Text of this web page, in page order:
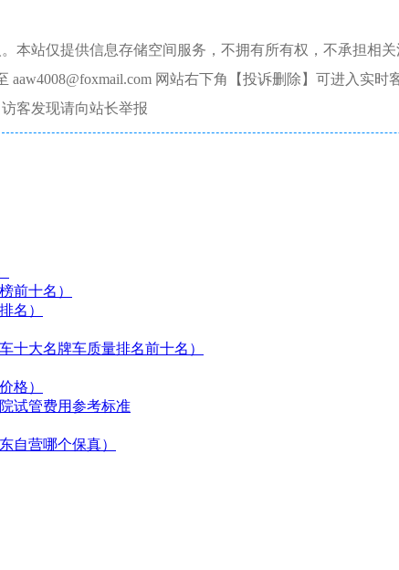
本站仅提供信息存储空间服务，不拥有所有权，不承担相
网站右下角【投诉删除】可进入实时
客发现请向站长举报
前十名）
名）
十大名牌车质量排名前十名）
格）
试管费用参考标准
自营哪个保真）